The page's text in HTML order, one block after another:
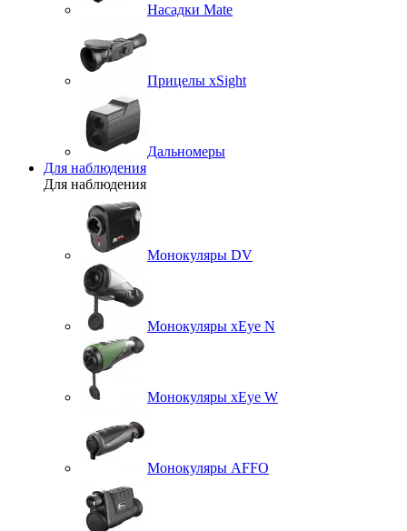
Насадки Mate
Прицелы xSight
Дальномеры
Для наблюдения
Для наблюдения
Монокуляры DV
Монокуляры xEye N
Монокуляры xEye W
Монокуляры AFFO